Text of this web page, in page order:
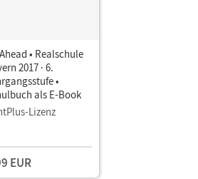
• Realschule
2017 · 6.
•
als E-Book
Lizenz
EUR